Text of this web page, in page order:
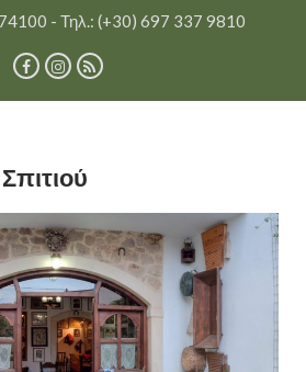
- Τηλ.: (+30) 697 337 9810